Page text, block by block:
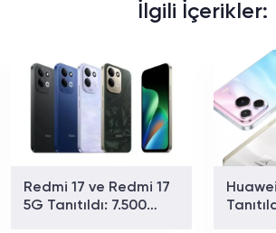
İlgili İçerikler:
Redmi 17 ve Redmi 17
5G Tanıtıldı: 7.500